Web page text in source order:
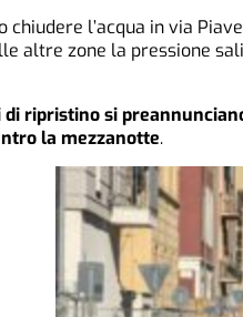
chiudere l’acqua in via
altre zone la pressione
di ripristino si
la mezzanotte.